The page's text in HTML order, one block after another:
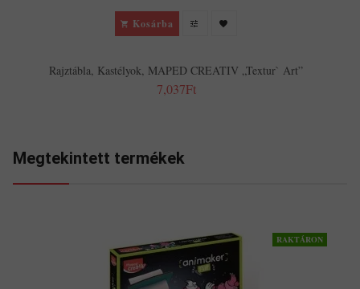
Kosárba
Rajztábla, Kastélyok, MAPED CREATIV „Textur` Art”
7,037Ft
Megtekintett termékek
RAKTÁRON